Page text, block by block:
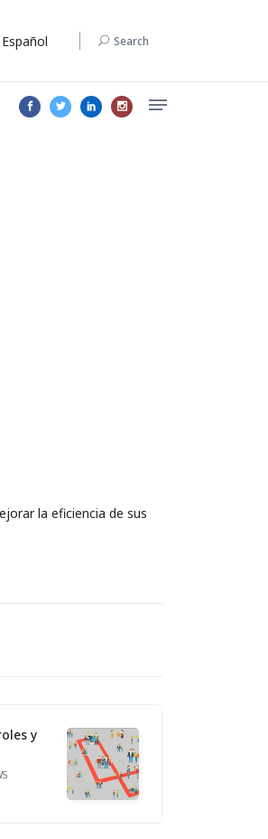
Español Search
la eficiencia de sus
y